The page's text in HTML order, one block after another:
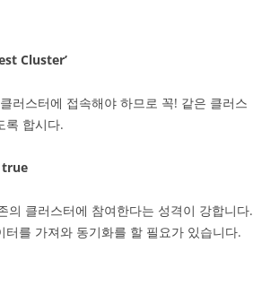
Cluster’
러스터에 접속해야 하므로 꼭! 같은 클러스
록 합시다.
의 클러스터에 참여한다는 성격이 강합니다.
터를 가져와 동기화를 할 필요가 있습니다.